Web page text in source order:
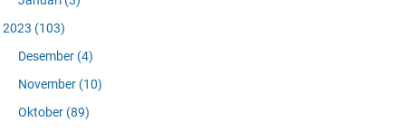
2023 (103)
Desember (4)
November (10)
Oktober (89)